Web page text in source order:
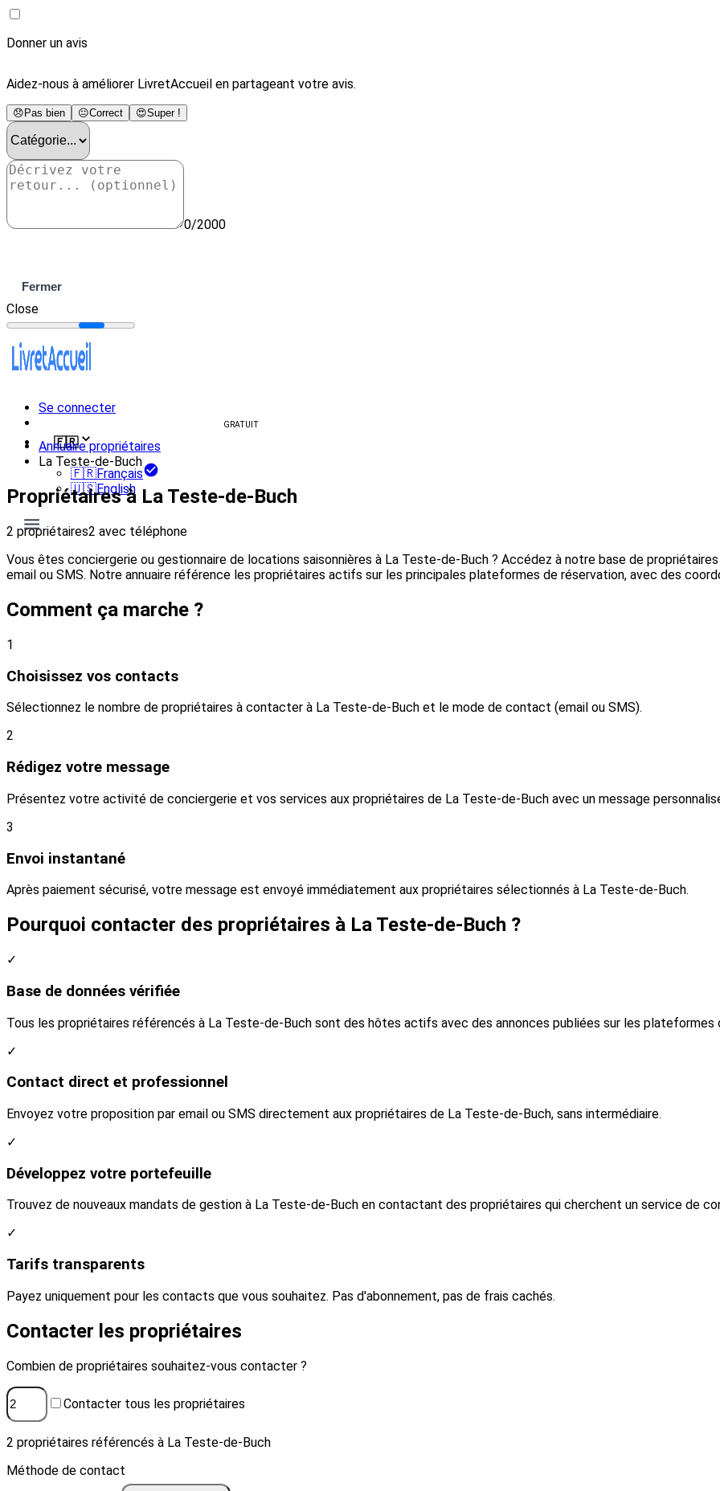
Donner un avis
Aidez-nous à améliorer LivretAccueil en partageant votre avis.
😞 Pas bien 😐Correct 😍Super !
0/2000
Fermer
Close
Se connecter
GRATUIT
🇫🇷
🇫🇷Français
🇺🇸English
Annuaire propriétaires
La Teste-de-Buch
Propriétaires à La Teste-de-Buch
2 propriétaires2 avec téléphone
Vous êtes conciergerie ou gestionnaire de locations saisonnières à La Teste-de-Buch ? Accédez à notre base de
email ou SMS. Notre annuaire référence les propriétaires actifs sur les principales plateformes de réservation, avec des
Comment ça marche ?
1
Choisissez vos contacts
Sélectionnez le nombre de propriétaires à contacter à La Teste-de-Buch et le mode de contact (email ou SMS).
2
Rédigez votre message
Présentez votre activité de conciergerie et vos services aux propriétaires de La Teste-de-Buch avec un message
3
Envoi instantané
Après paiement sécurisé, votre message est envoyé immédiatement aux propriétaires sélectionnés à La Teste-de-Buch.
Pourquoi contacter des propriétaires à La Teste-de-Buch ?
✓
Base de données vérifiée
Tous les propriétaires référencés à La Teste-de-Buch sont des hôtes actifs avec des annonces publiées sur les plateformes
✓
Contact direct et professionnel
Envoyez votre proposition par email ou SMS directement aux propriétaires de La Teste-de-Buch, sans intermédiaire.
✓
Développez votre portefeuille
Trouvez de nouveaux mandats de gestion à La Teste-de-Buch en contactant des propriétaires qui cherchent un service de
✓
Tarifs transparents
Payez uniquement pour les contacts que vous souhaitez. Pas d'abonnement, pas de frais cachés.
Contacter les propriétaires
Combien de propriétaires souhaitez-vous contacter ?
Contacter tous les propriétaires
2 propriétaires référencés à La Teste-de-Buch
Méthode de contact